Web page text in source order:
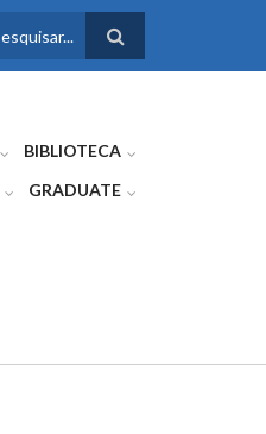
BIBLIOTECA
GRADUATE